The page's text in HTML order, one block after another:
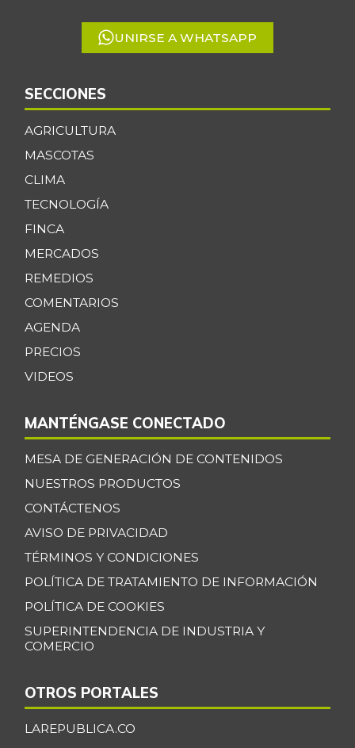
UNIRSE A WHATSAPP
SECCIONES
AGRICULTURA
MASCOTAS
CLIMA
TECNOLOGÍA
FINCA
MERCADOS
REMEDIOS
COMENTARIOS
AGENDA
PRECIOS
VIDEOS
MANTÉNGASE CONECTADO
MESA DE GENERACIÓN DE CONTENIDOS
NUESTROS PRODUCTOS
CONTÁCTENOS
AVISO DE PRIVACIDAD
TÉRMINOS Y CONDICIONES
POLÍTICA DE TRATAMIENTO DE INFORMACIÓN
POLÍTICA DE COOKIES
SUPERINTENDENCIA DE INDUSTRIA Y
COMERCIO
OTROS PORTALES
LAREPUBLICA.CO